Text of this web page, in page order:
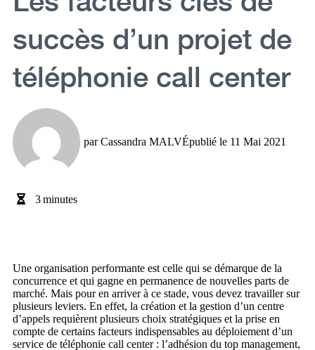
succès d’un projet de
téléphonie call center
parCassandra MALVÉpublié le 11 Mai 2021
3minutes
Une organisation performante est celle qui se démarque de la
concurrence et qui gagne en permanence de nouvelles parts de
marché. Mais pour en arriver à ce stade, vous devez travailler sur
plusieurs leviers. En effet, la création et la gestion d’un centre
d’appels requièrent plusieurs choix stratégiques et la prise en
compte de certains facteurs indispensables au déploiement d’un
service de téléphonie call center : l’adhésion du top management,